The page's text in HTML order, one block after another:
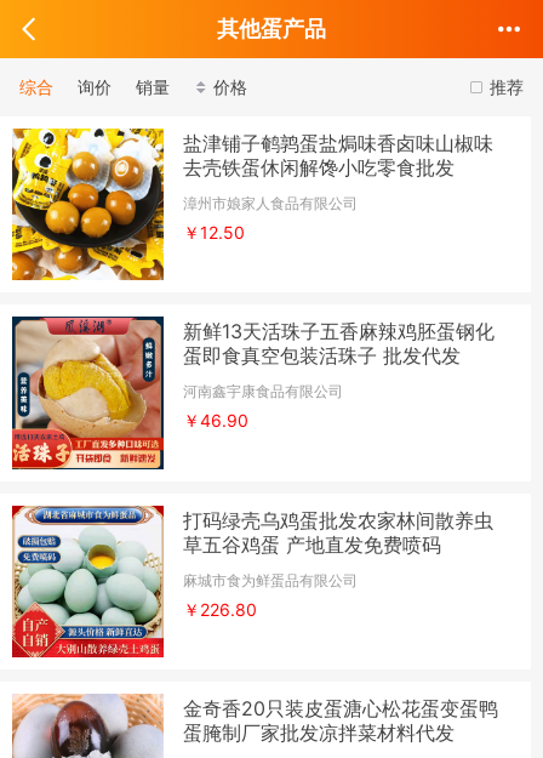
其他蛋产品
推荐
综合 询价 销量 价格
盐津铺子鹌鹑蛋盐焗味香卤味山椒味
去壳铁蛋休闲解馋小吃零食批发
漳州市娘家人食品有限公司
￥12.50
新鲜13天活珠子五香麻辣鸡胚蛋钢化
蛋即食真空包装活珠子 批发代发
河南鑫宇康食品有限公司
￥46.90
打码绿壳乌鸡蛋批发农家林间散养虫
草五谷鸡蛋 产地直发免费喷码
麻城市食为鲜蛋品有限公司
￥226.80
金奇香20只装皮蛋溏心松花蛋变蛋鸭
蛋腌制厂家批发凉拌菜材料代发